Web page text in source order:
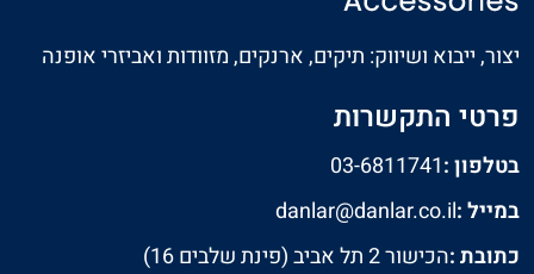
יצור, ייבוא ושיווק: תיקים, ארנקים, מזוודות ואביזרי אופנה
פרטי התקשרות
בטלפון :03-6811741
במייל :danlar@danlar.co.il
כתובת :הכישור 2 תל אביב (פינת שלבים 16)